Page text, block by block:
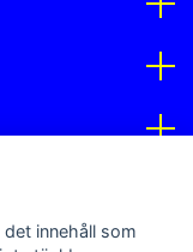
innehåll som